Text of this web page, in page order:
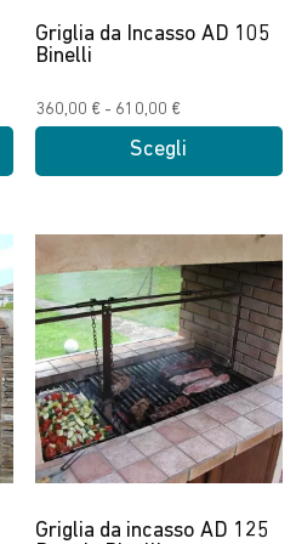
Griglia da Incasso AD 105
Binelli
360,00 € - 610,00 €Fascia
di
360,00 €
a
610,00 €
Scegli
più
varianti.
Le
opzioni
possono
essere
scelte
pagina
Griglia da incasso AD 125